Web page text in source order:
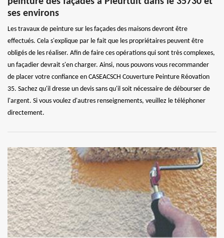
ses environs
Les travaux de peinture sur les façades des maisons devront être
effectués. Cela s'explique par le fait que les propriétaires peuvent être
obligés de les réaliser. Afin de faire ces opérations qui sont très complexes,
un façadier devrait s'en charger. Ainsi, nous pouvons vous recommander
de placer votre confiance en CASEACSCH Couverture Peinture Réovation
35. Sachez qu'il dresse un devis sans qu'il soit nécessaire de débourser de
l'argent. Si vous voulez d'autres renseignements, veuillez le téléphoner
directement.